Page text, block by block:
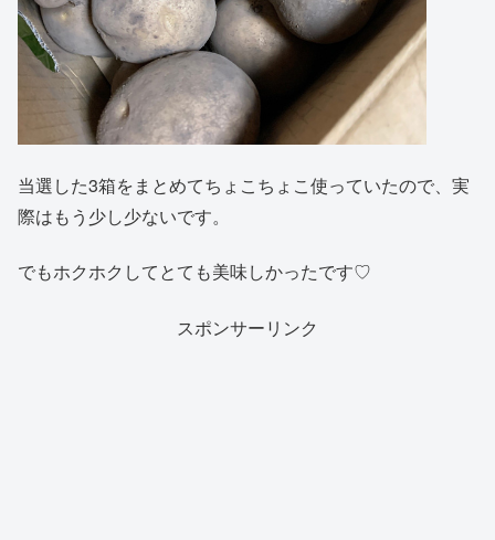
当選した3箱をまとめてちょこちょこ使っていたので、実
際はもう少し少ないです。
でもホクホクしてとても美味しかったです♡
スポンサーリンク